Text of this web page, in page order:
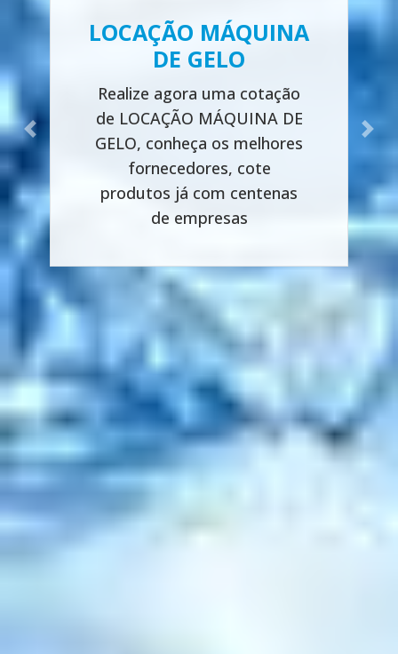
LOCAÇÃO MÁQUINA
DE GELO
Realize agora uma cotação
de LOCAÇÃO MÁQUINA DE
GELO, conheça os melhores
fornecedores, cote
produtos já com centenas
de empresas
Previous Next